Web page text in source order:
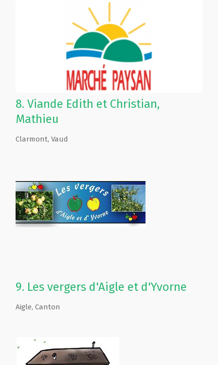
8. Viande Edith et Christian,
Mathieu
Clarmont, Vaud
9. Les vergers d'Aigle et d'Yvorne
Aigle, Canton